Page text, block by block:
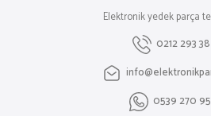
Gönder
Elektronik yedek parça
0212 293
0539 270